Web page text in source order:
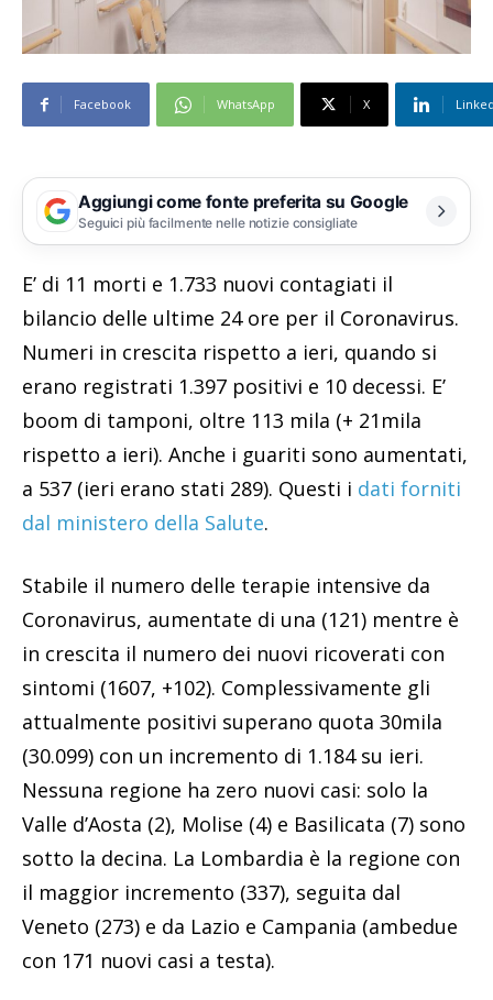
Facebook WhatsApp X
Aggiungi come fonte preferita su Google
Seguici più facilmente nelle notizie consigliate
E’ di 11 morti e 1.733 nuovi contagiati il
bilancio delle ultime 24 ore per il Coronavirus.
Numeri in crescita rispetto a ieri, quando si
erano registrati 1.397 positivi e 10 decessi. E’
boom di tamponi, oltre 113 mila (+ 21mila
rispetto a ieri). Anche i guariti sono aumentati,
a 537 (ieri erano stati 289). Questi i dati forniti
dal ministero della Salute.
Stabile il numero delle terapie intensive da
Coronavirus, aumentate di una (121) mentre è
in crescita il numero dei nuovi ricoverati con
sintomi (1607, +102). Complessivamente gli
attualmente positivi superano quota 30mila
(30.099) con un incremento di 1.184 su ieri.
Nessuna regione ha zero nuovi casi: solo la
Valle d’Aosta (2), Molise (4) e Basilicata (7) sono
sotto la decina. La Lombardia è la regione con
il maggior incremento (337), seguita dal
Veneto (273) e da Lazio e Campania (ambedue
con 171 nuovi casi a testa).